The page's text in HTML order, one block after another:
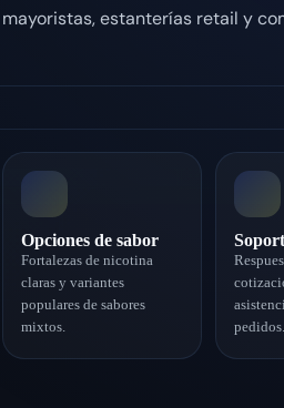
estanterías retail y
Opciones de sabor
Fortalezas de nicotina
claras y variantes
populares de sabores
mixtos.
pedidos.